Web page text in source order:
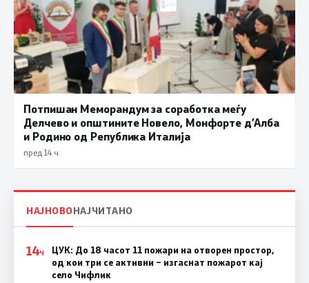
Потпишан Меморандум за соработка меѓу
Делчево и општините Новело, Монфорте д’Алба
и Родино од Република Италија
пред 14 ч.
НАЈНОВОНАЈЧИТАНО
14Ч
ЦУК: До 18 часот 11 пожари на отворен простор,
од кои три се активни – изгаснат пожарот кај
село Чифлик